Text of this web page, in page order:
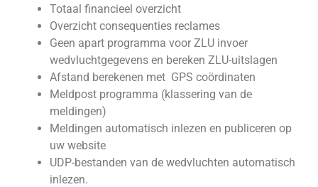
Totaal financieel overzicht
Overzicht consequenties reclames
Geen apart programma voor ZLU invoer
wedvluchtgegevens en bereken ZLU-uitslagen
Afstand berekenen met GPS coördinaten
Meldpost programma (klassering van de
meldingen)
Meldingen automatisch inlezen en publiceren op
uw website
UDP-bestanden van de wedvluchten automatisch
inlezen.